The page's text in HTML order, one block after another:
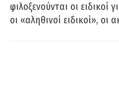
φιλοξενούνται οι ειδικοί
οι «αληθινοί ειδικοί», οι